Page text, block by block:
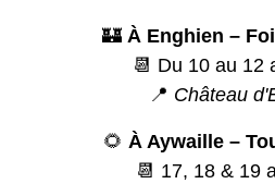
🏰 À Enghien –
📆 Du 10 au 12
📍 Château
🌻 À Aywaille –
📆 17, 18 & 19